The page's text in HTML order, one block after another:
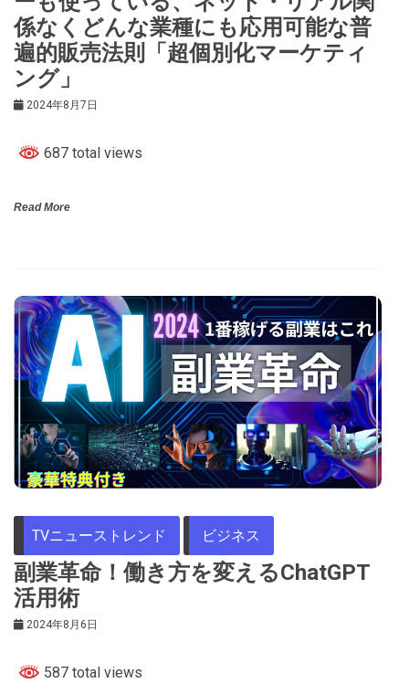
係なくどんな業種にも応用可能な普
遍的販売法則「超個別化マーケティ
ング」
2024年8月7日
687 total views
Read More
TVニューストレンド ビジネス
副業革命！働き方を変えるChatGPT
活用術
2024年8月6日
587 total views